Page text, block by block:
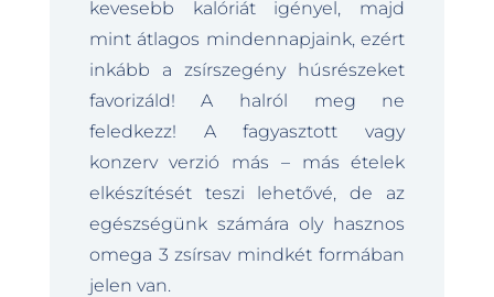
kevesebb kalóriát igényel, majd
mint átlagos mindennapjaink, ezért
inkább a zsírszegény húsrészeket
favorizáld! A halról meg ne
feledkezz! A fagyasztott vagy
konzerv verzió más – más ételek
elkészítését teszi lehetővé, de az
egészségünk számára oly hasznos
omega 3 zsírsav mindkét formában
jelen van.